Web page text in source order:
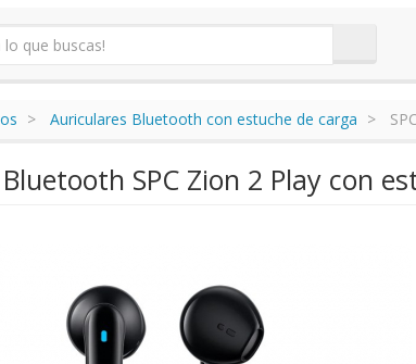
Auriculares Bluetooth con estuche de carga
SPC Zion 2 Play con